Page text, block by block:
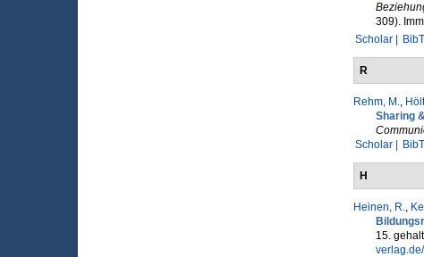
309).
Scholar |
R
Rehm, M.,
Sharing
Scholar |
H
Heinen, R.,
15.